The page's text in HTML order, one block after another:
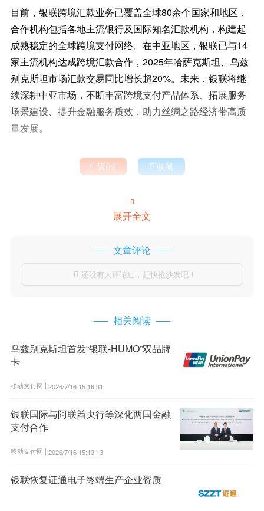
目前，银联跨境汇款业务已覆盖全球80余个国家和地区，
合作机构包括各地主流银行及国际知名汇款机构，构建起
成熟稳定的全球跨境支付网络。在中亚地区，银联已与14
家主流机构达成跨境汇款合作，2025年哈萨克斯坦、乌兹
别克斯坦市场汇款交易同比增长超20%。未来，银联将继
续深耕中亚市场，不断丰富跨境支付产品体系、拓展服务
场景建设、提升金融服务质效，助力丝绸之路经济带高质
量发展。
 赞()  收藏

展开全文
文章评论
 还没有人评论过，赶快抢沙发吧！
相关阅读
乌兹别克斯坦首发“银联-HUMO”双品牌
卡
移动支付网 | 2026/7/16 15:16:31
银联国际与阿联酋央行等深化两国金融
支付合作
移动支付网 | 2026/7/16 15:13:13
银联恢复证通电子终端生产企业资质